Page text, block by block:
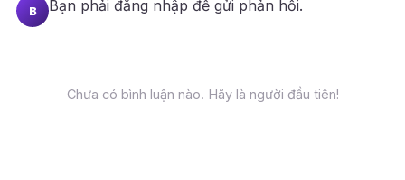
B Bạn phải đăng nhập để gửi phản hồi.
Chưa có bình luận nào. Hãy là người đầu tiên!